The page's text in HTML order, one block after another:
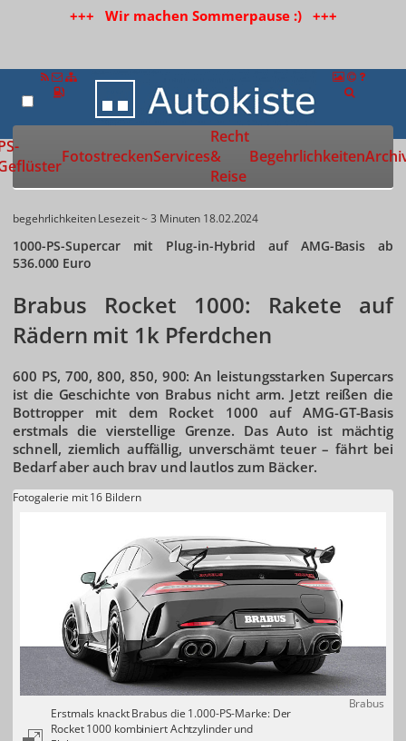
+++ Wir machen Sommerpause :) +++
Zur Startseite
FotostreckenServices
Recht
&
Reise
Begehrlichkeiten
begehrlichkeiten Lesezeit ~ 3 Minuten 18.02.2024
1000-PS-Supercar mit Plug-in-Hybrid auf AMG-Basis ab
536.000 Euro
Brabus Rocket 1000: Rakete auf
Rädern mit 1k Pferdchen
600 PS, 700, 800, 850, 900: An leistungsstarken Supercars
ist die Geschichte von Brabus nicht arm. Jetzt reißen die
Bottropper mit dem Rocket 1000 auf AMG-GT-Basis
erstmals die vierstellige Grenze. Das Auto ist mächtig
schnell, ziemlich auffällig, unverschämt teuer – fährt bei
Bedarf aber auch brav und lautlos zum Bäcker.
Fotogalerie mit 16 Bildern
Brabus
Erstmals knackt Brabus die 1.000-PS-Marke: Der
Rocket 1000 kombiniert Achtzylinder und